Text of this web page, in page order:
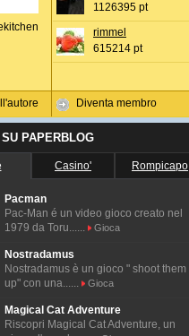
1126395 pt
rimmel
615214 pt
Diventa membro
SU PAPERBLOG
Casino' Rompicapo
Pacman
Pac-Man é un video gioco creato nel
1979 da Toru......
Gioca
Nostradamus
Nostradamus è un gioco " shoot them
up" con una......
Gioca
Magical Cat Adventure
Riscopri Magical Cat Adventure, un